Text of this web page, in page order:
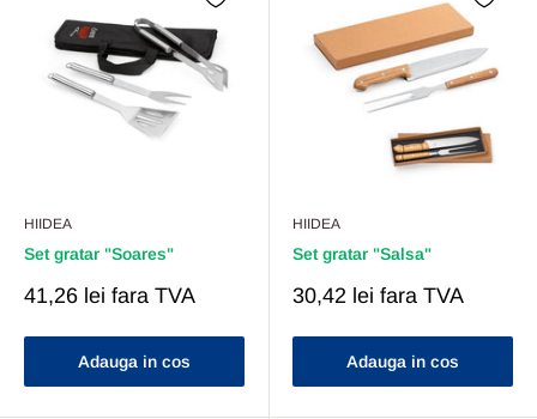
HIIDEA
Set gratar "Soares"
Pret
41,26 lei fara TVA
Adauga in cos
HIIDEA
Set gratar "Salsa"
Pret
30,42 lei fara TVA
Adauga in cos